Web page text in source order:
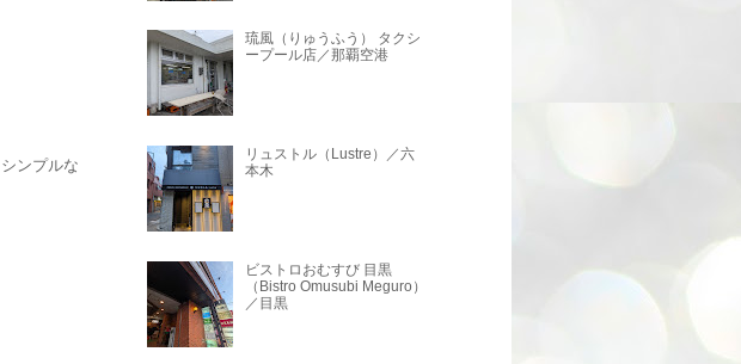
ンプルな
琉風（りゅうふう） タクシ
ープール店／那覇空港
リュストル（Lustre）／六
本木
ビストロおむすび 目黒
（Bistro Omusubi Meguro）
／目黒